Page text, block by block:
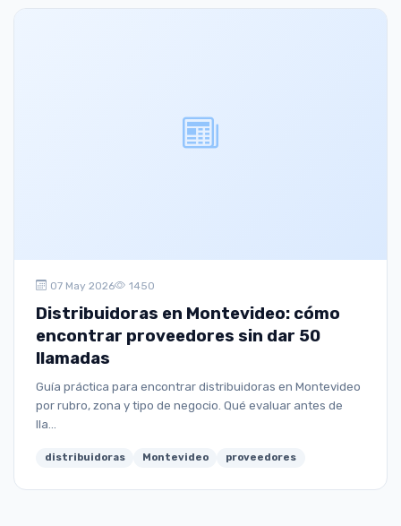
07 May 2026 1450
Distribuidoras en Montevideo: cómo
encontrar proveedores sin dar 50
llamadas
Guía práctica para encontrar distribuidoras en Montevideo
por rubro, zona y tipo de negocio. Qué evaluar antes de
lla...
distribuidoras Montevideo proveedores